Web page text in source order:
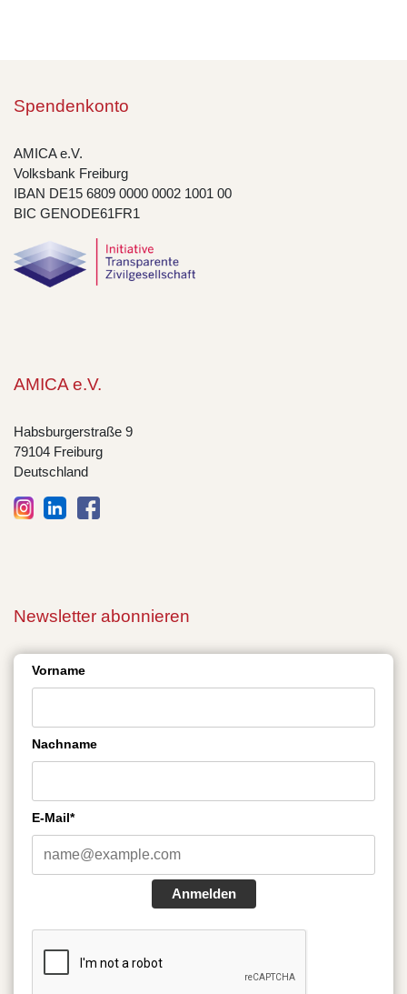
Spendenkonto
AMICA e.V.
Volksbank Freiburg
IBAN DE15 6809 0000 0002 1001 00
BIC GENODE61FR1
AMICA e.V.
Habsburgerstraße 9
79104 Freiburg
Deutschland
Newsletter abonnieren
Vorname
Nachname
E-Mail*
Anmelden